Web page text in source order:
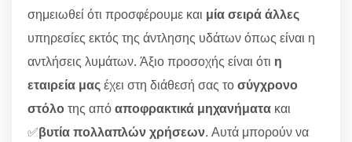
σημειωθεί ότι προσφέρουμε και μία σειρά άλλες
υπηρεσίες εκτός της άντλησης υδάτων όπως είναι η
αντλήσεις λυμάτων. Άξιο προσοχής είναι ότι η
εταιρεία μαςέχει στη διάθεσή σας τοσύγχρονο
στόλοτης απόαποφρακτικά μηχανήματα και
✅βυτία πολλαπλών χρήσεων. Αυτά μπορούν να